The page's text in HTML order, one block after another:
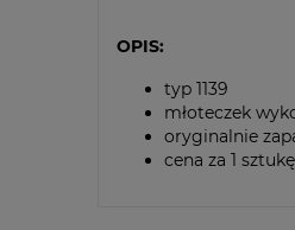
OPIS:
typ 1139
młoteczek
oryginalnie
cena za 1 sztukę